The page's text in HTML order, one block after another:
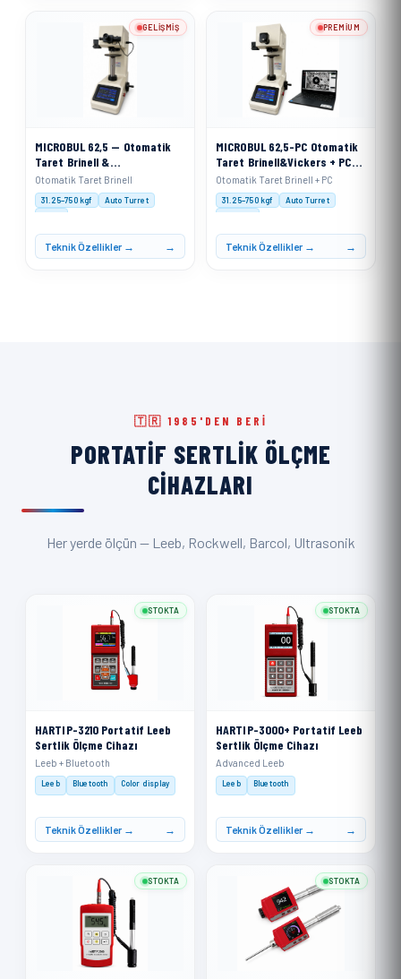
MICROBUL 62,5 — Otomatik
Taret Brinell &
VickersSertlik Ölçme Cihazı
Otomatik Taret Brinell
31.25–750 kgf
Auto Turret
XACT
Teknik Özellikler →
GELIŞMIŞ
MICROBUL 62,5-PC Otomatik
Taret Brinell&Vickers + PC
Sertlik Ölçme Cihazı
Otomatik Taret Brinell + PC
31.25–750 kgf
Auto Turret
XACT PC
Teknik Özellikler →
PREMIUM
🇹🇷 1985'DEN BERI
PORTATIF SERTLIK ÖLÇME
CIHAZLARI
Her yerde ölçün — Leeb, Rockwell, Barcol, Ultrasonik
HARTIP-3210 Portatif Leeb
Sertlik Ölçme Cihazı
Leeb + Bluetooth
Leeb Bluetooth Color display
Teknik Özellikler →
STOKTA
HARTIP-3000+ Portatif Leeb
Sertlik Ölçme Cihazı
Advanced Leeb
Leeb Bluetooth
Teknik Özellikler →
STOKTA
STOKTA STOKTA